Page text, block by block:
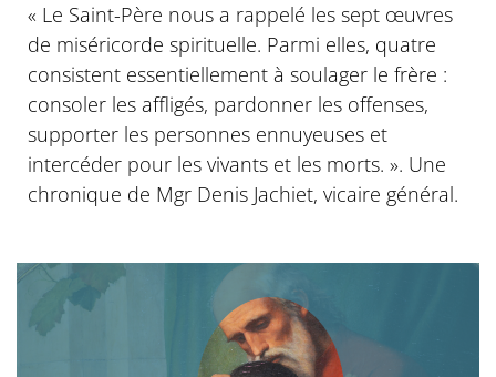
« Le Saint-Père nous a rappelé les sept œuvres
de miséricorde spirituelle. Parmi elles, quatre
consistent essentiellement à soulager le frère :
consoler les affligés, pardonner les offenses,
supporter les personnes ennuyeuses et
intercéder pour les vivants et les morts. ». Une
chronique de Mgr Denis Jachiet, vicaire général.